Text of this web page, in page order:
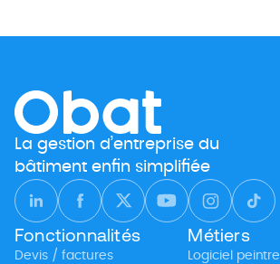
La gestion d’entreprise du
bâtiment enfin simplifiée
Fonctionnalités
Devis / factures
Métiers
Logiciel peintre